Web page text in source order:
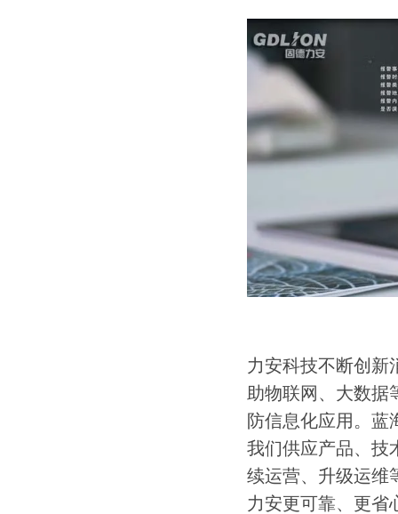
力安科技不断创新
助物联网、大数据
防信息化应用。蓝
我们供应产品、技
续运营、升级运维
力安更可靠、更省